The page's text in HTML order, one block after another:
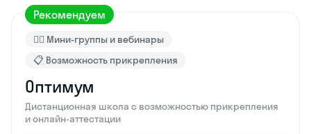
Рекомендуем
🙋‍♂️ Мини-группы и вебинары
📋 Возможность прикрепления
Оптимум
Дистанционная школа с возможностью прикрепления
и онлайн-аттестации